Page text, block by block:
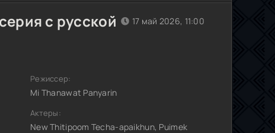
с русской
17 май 2026, 11:00
Режиссер:
Mi Thanawat Panyarin
Актеры:
New Thitipoom Techa-apaikhun, Puimek